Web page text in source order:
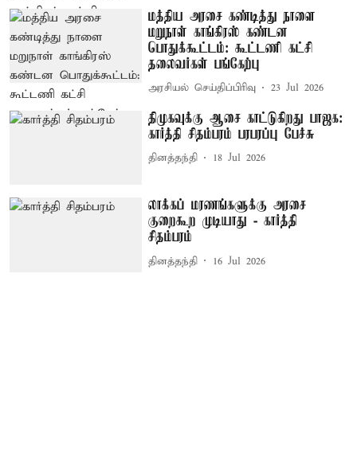
மத்திய அரசை கண்டித்து நாளை
மறுநாள் காங்கிரஸ் கண்டன
பொதுக்கூட்டம்: கூட்டணி கட்சி
தலைவர்கள் பங்கேற்பு
அரசியல் செய்திப்பிரிவு 23 Jul 2026
திமுகவுக்கு ஆசை காட்டுகிறது பாஜக:
கார்த்தி சிதம்பரம் பரபரப்பு பேச்சு
தினத்தந்தி 18 Jul 2026
லாக்கப் மரணங்களுக்கு அரசை
குறைகூற முடியாது - கார்த்தி
சிதம்பரம்
தினத்தந்தி 16 Jul 2026